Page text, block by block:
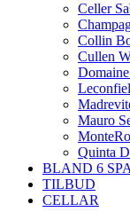
Celler
Collin
Cullen
Mauro
Quinta
BLAND 6
TILBUD
CELLAR